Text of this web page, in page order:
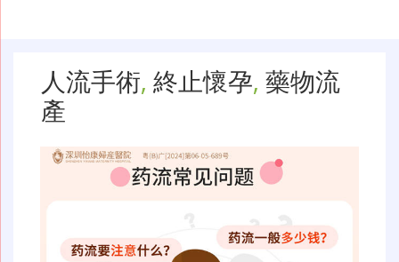
人流手術, 終止懷孕, 藥物流
產